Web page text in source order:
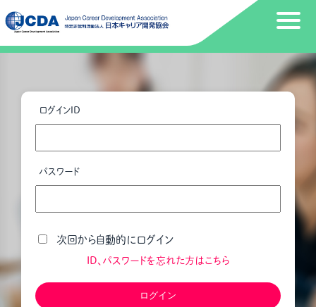
ログインID
パスワード
次回から自動的にログイン
ID、パスワードを忘れた方はこちら